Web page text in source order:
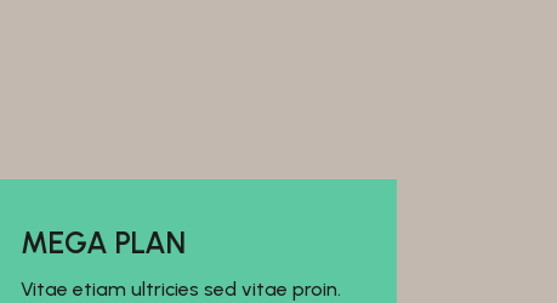
MEGA PLAN
Vitae etiam ultricies sed vitae proin.